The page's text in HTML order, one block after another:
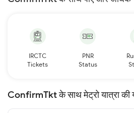
IRCTC
Tickets
PNR
Status
ConfirmTkt के साथ मेट्रो यात्रा की